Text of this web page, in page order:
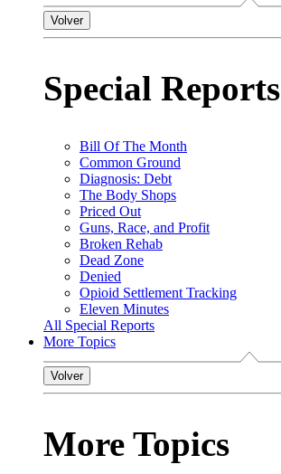
Volver
Special Reports
Bill Of The Month
Common Ground
Diagnosis: Debt
The Body Shops
Priced Out
Guns, Race, and Profit
Broken Rehab
Dead Zone
Denied
Opioid Settlement Tracking
Eleven Minutes
All Special Reports
More Topics
Volver
More Topics